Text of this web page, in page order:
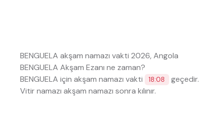
BENGUELA akşam namazı vakti 2026, Angola
BENGUELA Akşam Ezanı ne zaman?
BENGUELA için akşam namazı vakti
18:08
geçedir.
Vitir namazı akşam namazı sonra kılınır.